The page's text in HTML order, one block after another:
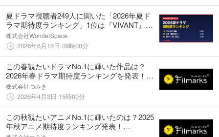
夏ドラマ視聴者249人に聞いた「2026年夏ド
ラマ期待度ランキング」1位は『VIVANT』続
編、わずか7票差の2位に大河『豊臣兄弟！』
が肉薄
株式会社WonderSpace
2026年6月16日 09時00分
この春観たいドラマNo.1に輝いた作品は？
2026年春ドラマ期待度ランキングを発表！
《Filmarks調べ》
株式会社つみき
2026年4月3日 15時00分
この秋観たいアニメNo.1に輝いたのは？2025
年秋アニメ期待度ランキング発表！